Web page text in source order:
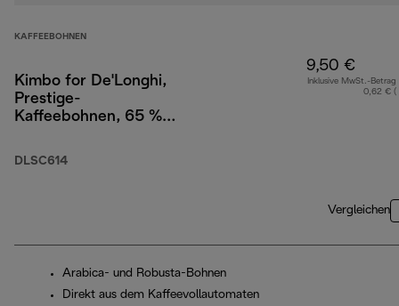
KAFFEEBOHNEN
Kimbo for De'Longhi,
Prestige-
Kaffeebohnen, 65 %
250 g
DLSC614
9,50 €
Inklusive MwSt.-Betrag
0,62 € (
Vergleichen
Arabica- und Robusta-Bohnen
Direkt aus dem Kaffeevollautomaten